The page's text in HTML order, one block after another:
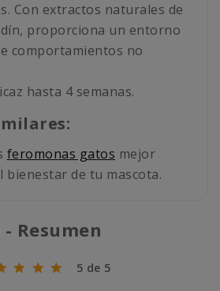
Con extractos naturales de
proporciona un entorno
comportamientos no
hasta 4 semanas.
feromonas gatos mejor
bienestar de tu mascota.
Resumen
5 de 5